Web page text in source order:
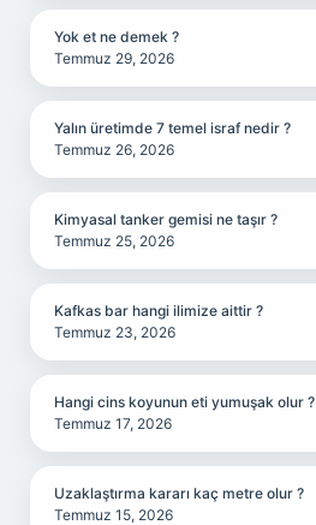
Yok et ne demek ?
Temmuz 29, 2026
Yalın üretimde 7 temel israf nedir ?
Temmuz 26, 2026
Kimyasal tanker gemisi ne taşır ?
Temmuz 25, 2026
Kafkas bar hangi ilimize aittir ?
Temmuz 23, 2026
Hangi cins koyunun eti yumuşak olur ?
Temmuz 17, 2026
Uzaklaştırma kararı kaç metre olur ?
Temmuz 15, 2026